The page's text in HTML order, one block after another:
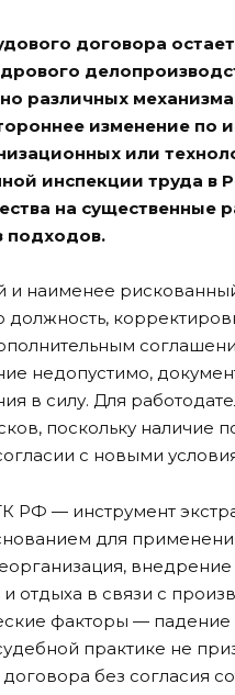
договора
различных
изменение по
или
инспекции труда в
на существенные
подходов.
наименее
недопустимо,
в силу. Для
поскольку наличие
с новыми
РФ — инструмент
для
отдыха в связи с
факторы —
практике не
без согласия